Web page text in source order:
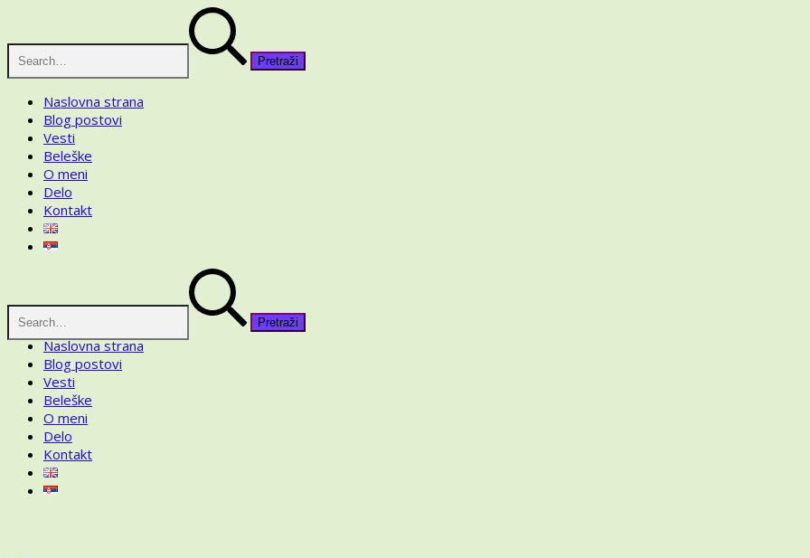
content
Naslovna strana
Blog postovi
Vesti
Beleške
O meni
Delo
Kontakt
Naslovna strana
Blog postovi
Vesti
Beleške
O meni
Delo
Kontakt